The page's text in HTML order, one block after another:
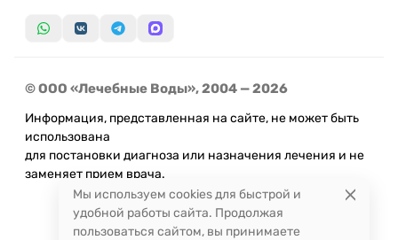
© ООО «Лечебные Воды», 2004 — 2026
Информация, представленная на сайте, не может быть
использована
для постановки диагноза или назначения лечения и не
заменяет прием врача.
Мы используем cookies для быстрой и
удобной работы сайта. Продолжая
пользоваться сайтом, вы принимаете